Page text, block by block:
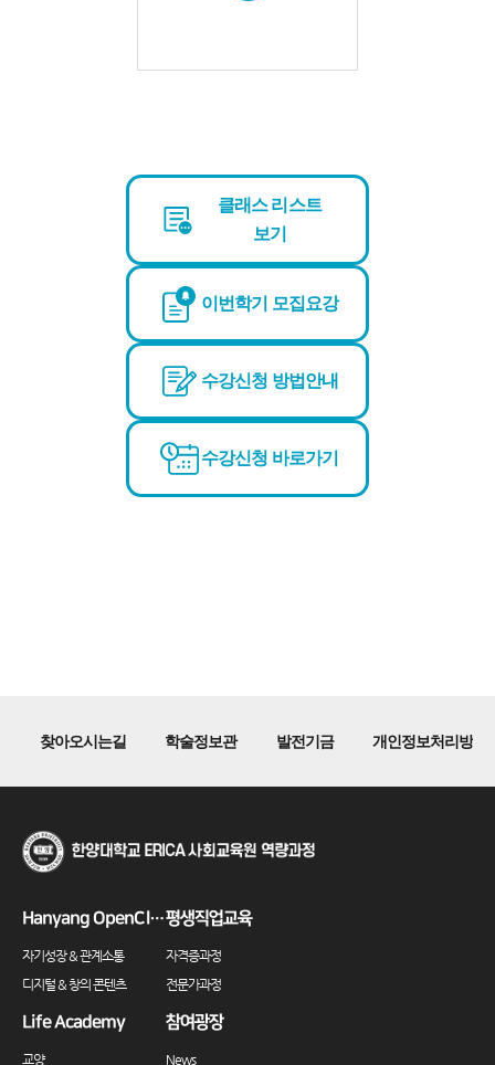
클래스 리스트
보기
이번학기 모집요강
수강신청 방법안내
수강신청 바로가기
찾아오시는길 학술정보관 발전기금 개인정보처리방침
Hanyang OpenClass
자기성장 & 관계소통
디지털 & 창의 콘텐츠
평생직업교육
자격증과정
전문가과정
Life Academy
교양
참여광장
News